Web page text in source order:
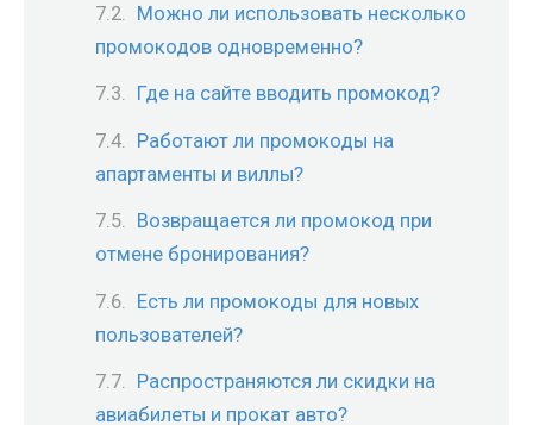
Можно ли использовать несколько
промокодов одновременно?
Где на сайте вводить промокод?
Работают ли промокоды на
апартаменты и виллы?
Возвращается ли промокод при
отмене бронирования?
Есть ли промокоды для новых
пользователей?
Распространяются ли скидки на
авиабилеты и прокат авто?